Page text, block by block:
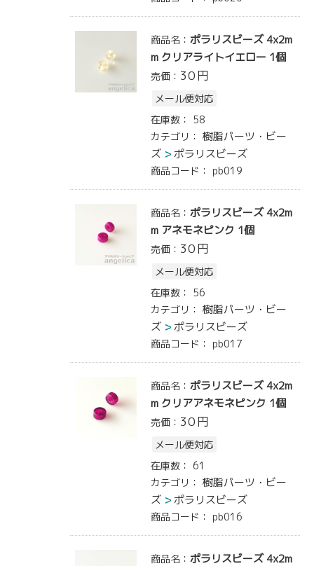
商品名：ポラリスビーズ 4x2m
m クリアライトイエロー 1個
売価： 30円
メール便対応
在庫数： 58
カテゴリ： 樹脂パーツ・ビー
ズ
ポラリスビーズ
商品コード： pb019
商品名：ポラリスビーズ 4x2m
m アネモネピンク 1個
売価： 30円
メール便対応
在庫数： 56
カテゴリ： 樹脂パーツ・ビー
ズ
ポラリスビーズ
商品コード： pb017
商品名：ポラリスビーズ 4x2m
m クリアアネモネピンク 1個
売価： 30円
メール便対応
在庫数： 61
カテゴリ： 樹脂パーツ・ビー
ズ
ポラリスビーズ
商品コード： pb016
商品名：ポラリスビーズ 4x2m